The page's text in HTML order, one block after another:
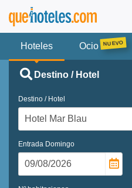
Hoteles Ocio
Destino / Hotel
Destino / Hotel
Entrada Domingo